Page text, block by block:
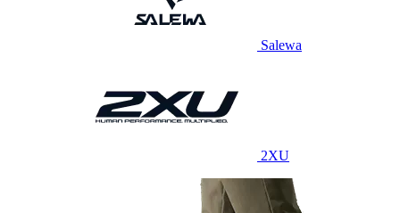
Salewa
2XU